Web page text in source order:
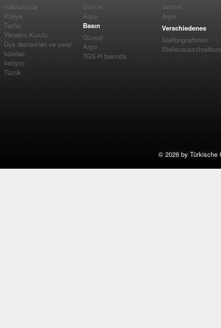
Hakkımızda
Künye
Tezler
Yönetim Kurulu
Üye dernerkleri ve yerel
büroları
İletişim
Tüzük
Güncel
Arşiv
Basın
Güncel
Arşiv
TGS-H basında
Güncel
Arşiv
Verschiedenes
Stellungnahmen
© 2026 by Türkische